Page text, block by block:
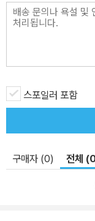
스포일러 포함
구매자 (0) 전체